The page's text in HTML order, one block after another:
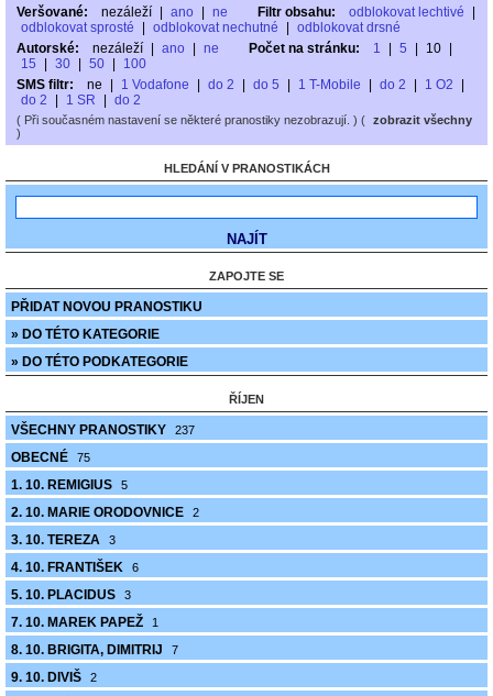
Veršované:
nezáleží ano ne Filtr obsahu: odblokovat lechtivé
odblokovat sprosté
odblokovat nechutné
odblokovat drsné
Autorské:
nezáleží ano ne Počet na stránku: 1 5 10
15
30 50
100
SMS filtr:
ne 1 Vodafone do 2 do 5 1 T-Mobile do 2 1 O2
do 2
1 SR do 2
( Při současném nastavení se některé pranostiky nezobrazují. ) ( zobrazit všechny
)
HLEDÁNÍ V PRANOSTIKÁCH
ZAPOJTE SE
PŘIDAT NOVOU PRANOSTIKU
» DO TÉTO KATEGORIE
» DO TÉTO PODKATEGORIE
ŘÍJEN
VŠECHNY PRANOSTIKY 237
OBECNÉ 75
1. 10. REMIGIUS 5
2. 10. MARIE ORODOVNICE 2
3. 10. TEREZA 3
4. 10. FRANTIŠEK 6
5. 10. PLACIDUS 3
7. 10. MAREK PAPEŽ 1
8. 10. BRIGITA, DIMITRIJ 7
9. 10. DIVIŠ 2